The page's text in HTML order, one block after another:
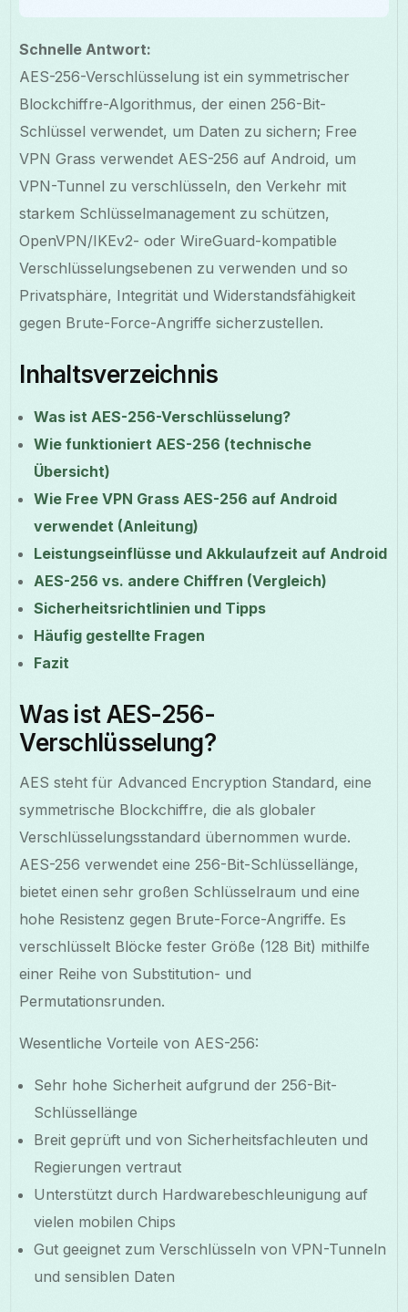
Schnelle Antwort:
AES-256-Verschlüsselung ist ein symmetrischer
Blockchiffre-Algorithmus, der einen 256-Bit-
Schlüssel verwendet, um Daten zu sichern; Free
VPN Grass verwendet AES-256 auf Android, um
VPN-Tunnel zu verschlüsseln, den Verkehr mit
starkem Schlüsselmanagement zu schützen,
OpenVPN/IKEv2- oder WireGuard-kompatible
Verschlüsselungsebenen zu verwenden und so
Privatsphäre, Integrität und Widerstandsfähigkeit
gegen Brute-Force-Angriffe sicherzustellen.
Inhaltsverzeichnis
Was ist AES-256-Verschlüsselung?
Wie funktioniert AES-256 (technische
Übersicht)
Wie Free VPN Grass AES-256 auf Android
verwendet (Anleitung)
Leistungseinflüsse und Akkulaufzeit auf Android
AES-256 vs. andere Chiffren (Vergleich)
Sicherheitsrichtlinien und Tipps
Häufig gestellte Fragen
Fazit
Was ist AES-256-
Verschlüsselung?
AES steht für Advanced Encryption Standard, eine
symmetrische Blockchiffre, die als globaler
Verschlüsselungsstandard übernommen wurde.
AES-256 verwendet eine 256-Bit-Schlüssellänge,
bietet einen sehr großen Schlüsselraum und eine
hohe Resistenz gegen Brute-Force-Angriffe. Es
verschlüsselt Blöcke fester Größe (128 Bit) mithilfe
einer Reihe von Substitution- und
Permutationsrunden.
Wesentliche Vorteile von AES-256:
Sehr hohe Sicherheit aufgrund der 256-Bit-
Schlüssellänge
Breit geprüft und von Sicherheitsfachleuten und
Regierungen vertraut
Unterstützt durch Hardwarebeschleunigung auf
vielen mobilen Chips
Gut geeignet zum Verschlüsseln von VPN-Tunneln
und sensiblen Daten